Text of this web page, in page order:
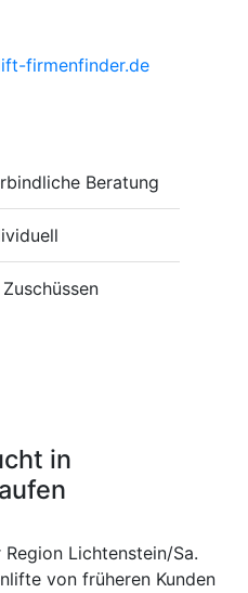
firmenfinder.de
Beratung
in
Lichtenstein/Sa.
von früheren Kunden